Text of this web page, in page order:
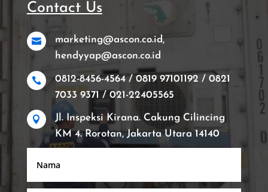
Contact Us

marketing@ascon.co.id,
hendyyap@ascon.co.id

0812-8456-4564 / 0819 97101192 / 0821
7033 9371 / 021-22405565

Jl. Inspeksi Kirana. Cakung Cilincing
KM 4. Rorotan, Jakarta Utara 14140